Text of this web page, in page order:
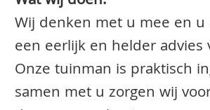
Wij denken met u mee en
een eerlijk en helder advies
Onze tuinman is praktisch
samen met u zorgen wij